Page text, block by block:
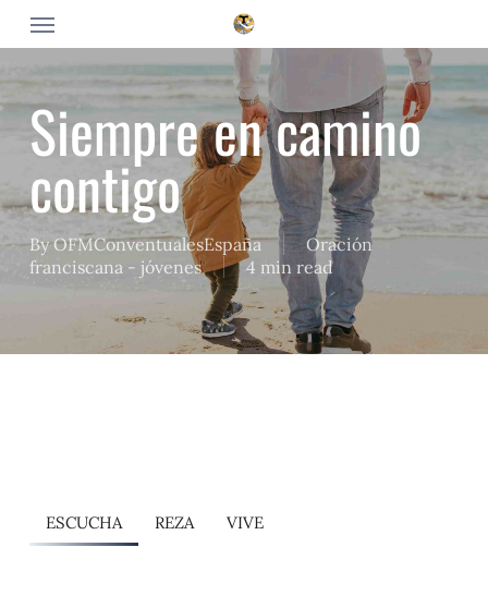
main
content
Menu
Siempre en camino
contigo
By OFMConventualesEspaña
Oración
franciscana - jóvenes
4 min read
ESCUCHA REZA VIVE